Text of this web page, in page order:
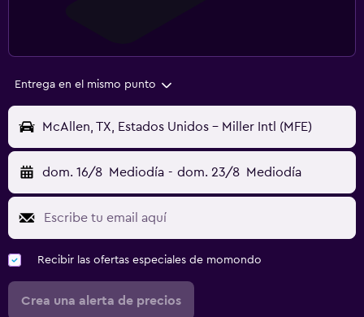
Entrega en el mismo punto
McAllen, TX, Estados Unidos - Miller Intl (MFE)
dom. 16/8 Mediodía - dom. 23/8 Mediodía
Recibir las ofertas especiales de momondo
Crea una alerta de precios